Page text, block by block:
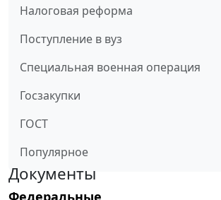
Налоговая реформа
Поступление в вуз
Специальная военная операция
Госзакупки
ГОСТ
Популярное
Документы